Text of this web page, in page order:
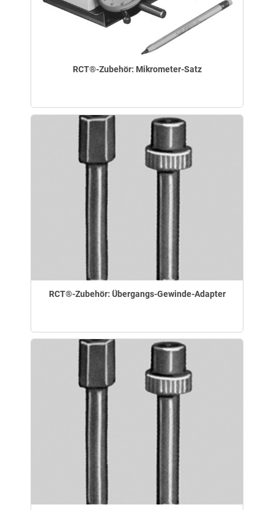
RCT®-Zubehör: Mikrometer-Satz
RCT®-Zubehör: Übergangs-Gewinde-Adapter